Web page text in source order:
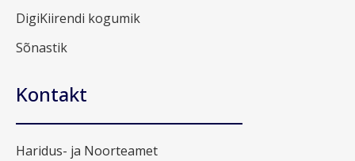
DigiKiirendi kogumik
Sõnastik
Kontakt
Haridus- ja Noorteamet